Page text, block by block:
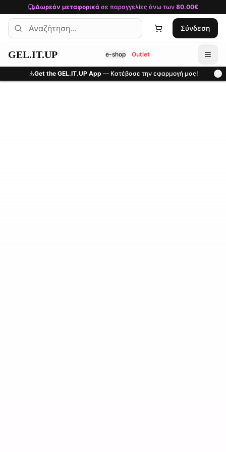
Μετάβαση στο κύριο περιεχόμενο
Δωρεάν μεταφορικάσε παραγγελίες άνω των 80.00€
Σύνδεση
GEL.IT.UP e-shop Outlet
Get the GEL.IT.UP App — Κατέβασε την εφαρμογή μας!